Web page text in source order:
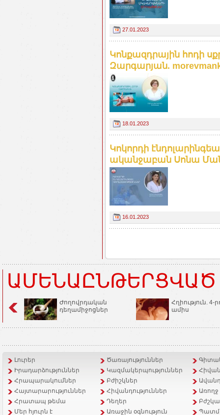
27.01.2023
Կոնքազդրային հոդի
Զարգարյան.
18.01.2023
Կոկորդի
ականջաբան Սոնա
16.01.2023
Ժողովրդական
դեղամիջոցներ
Հղիություն. 4-
ամիս
Լուրեր Ծառայություններ
Իրադարձություններ
Կազմակերպություններ
Հրապարակումներ
Բժիշկներ
Հայտարարություններ
Հիվանդություններ
Հրատապ թեմա
Դեղեր
Մեր հյուրն է
Առաջին օգնություն